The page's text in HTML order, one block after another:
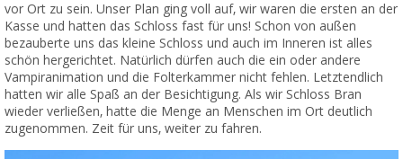
vor Ort zu sein. Unser Plan ging voll auf, wir waren die ersten an der
Kasse und hatten das Schloss fast für uns! Schon von außen
bezauberte uns das kleine Schloss und auch im Inneren ist alles
schön hergerichtet. Natürlich dürfen auch die ein oder andere
Vampiranimation und die Folterkammer nicht fehlen. Letztendlich
hatten wir alle Spaß an der Besichtigung. Als wir Schloss Bran
wieder verließen, hatte die Menge an Menschen im Ort deutlich
zugenommen. Zeit für uns, weiter zu fahren.